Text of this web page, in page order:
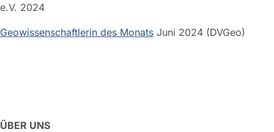
e.V. 2024
Geowissenschaftlerin des Monats Juni 2024 (DVGeo)
ÜBER UNS